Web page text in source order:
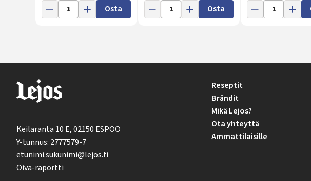
Osta Osta
Keilaranta 10 E, 02150 ESPOO
Y-tunnus: 2777579-7
etunimi.sukunimi@lejos.fi
Oiva-raportti
Reseptit
Brändit
Mikä Lejos?
Ota yhteyttä
Ammattilaisille